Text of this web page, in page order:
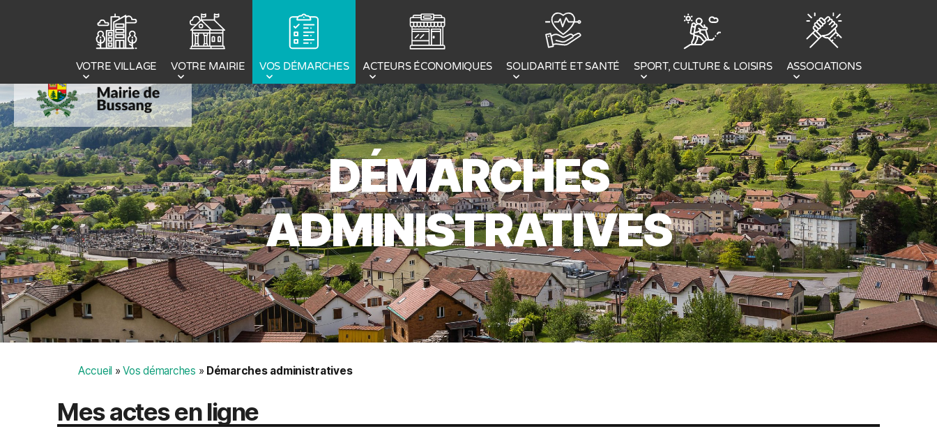
VOTRE VILLAGE VOTRE MAIRIE VOS DÉMARCHES ACTEURS ÉCONOMIQUES SOLIDARITÉ ET SANTÉ SPORT, CULTURE & LOISIRS ASSOCIATIONS
DÉMARCHES
ADMINISTRATIVES
Accueil »Vos démarches » Démarches administratives
Mes actes en ligne